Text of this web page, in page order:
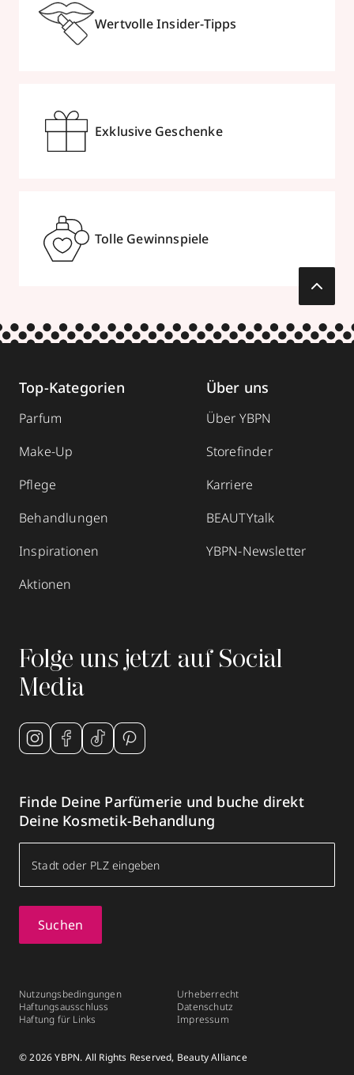
Wertvolle Insider-Tipps
Exklusive Geschenke
Tolle Gewinnspiele
Top-Kategorien
Parfum
Make-Up
Pflege
Behandlungen
Inspirationen
Aktionen
Über uns
Über YBPN
Storefinder
Karriere
BEAUTYtalk
YBPN-Newsletter
Folge uns jetzt auf Social
Media
Finde Deine Parfümerie und buche direkt
Deine Kosmetik-Behandlung
Suchen
Nutzungsbedingungen
Haftungsausschluss
Haftung für Links
Urheberrecht
Datenschutz
Impressum
© 2026 YBPN. All Rights Reserved, Beauty Alliance